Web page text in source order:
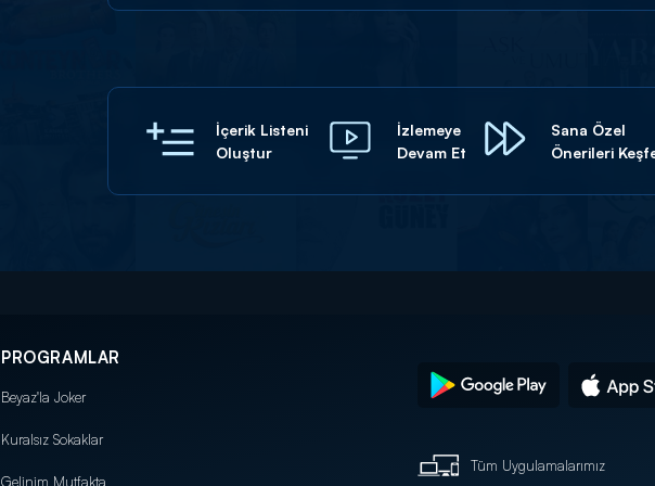
İçerik Listeni
Oluştur
İzlemeye
Devam Et
Sana Özel
Önerileri
PROGRAMLAR
Beyaz'la Joker
Kuralsız Sokaklar
Gelinim Mutfakta
Tüm Uygulamalarımız